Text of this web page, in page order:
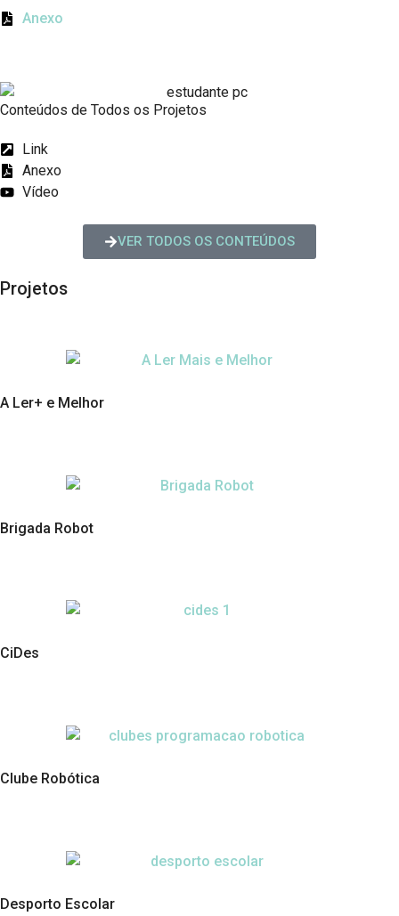
Anexo
Conteúdos de Todos os Projetos
Link
Anexo
Vídeo
VER TODOS OS CONTEÚDOS
Projetos
A Ler+ e Melhor
Brigada Robot
CiDes
Clube Robótica
Desporto Escolar